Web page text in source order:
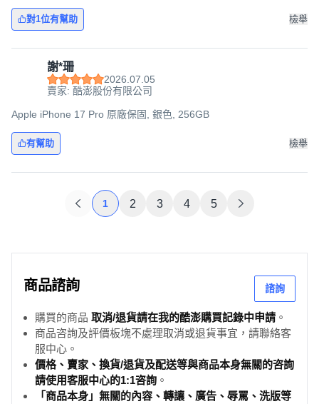
對1位有幫助 檢舉
謝*珊
2026.07.05
賣家: 酷澎股份有限公司
Apple iPhone 17 Pro 原廠保固, 銀色, 256GB
有幫助 檢舉
1 2 3 4 5
商品諮詢 諮詢
購買的商品 取消/退貨請在我的酷澎購買記錄中申請 。
商品咨詢及評價板塊不處理取消或退貨事宜，請聯絡客
服中心。
價格、賣家、換貨/退貨及配送等與商品本身無關的咨詢
請使用客服中心的1:1咨詢 。
「商品本身」無關的內容、轉讓、廣告、辱罵、洗版等